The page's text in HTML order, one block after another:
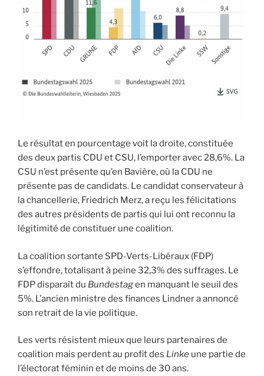
Le résultat en pourcentage voit la droite, constituée
des deux partis CDU et CSU, l’emporter avec 28,6%. La
CSU n’est présente qu’en Bavière, où la CDU ne
présente pas de candidats. Le candidat conservateur à
la chancellerie, Friedrich Merz, a reçu les félicitations
des autres présidents de partis qui lui ont reconnu la
légitimité de constituer une coalition.
La coalition sortante SPD-Verts-Libéraux (FDP)
s’effondre, totalisant à peine 32,3% des suffrages. Le
FDP disparaît du Bundestagen manquant le seuil des
5%. L’ancien ministre des finances Lindner a annoncé
son retrait de la vie politique.
Les verts résistent mieux que leurs partenaires de
coalition mais perdent au profit des Linke une partie de
l’électorat féminin et de moins de 30 ans.